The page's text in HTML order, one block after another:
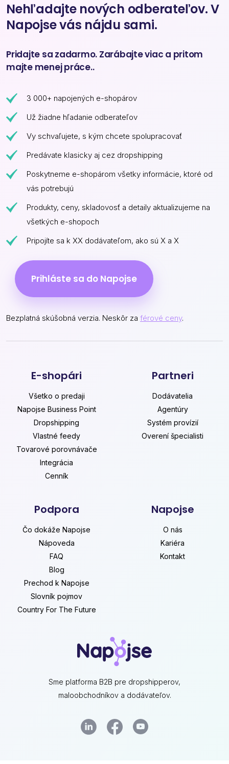
Nehľadajte nových odberateľov. V
Napojse vás nájdu sami.
Pridajte sa zadarmo. Zarábajte viac a pritom
majte menej práce..
3 000+ napojených e-shopárov
Už žiadne hľadanie odberateľov
Vy schvaľujete, s kým chcete spolupracovať
Predávate klasicky aj cez dropshipping
Poskytneme e-shopárom všetky informácie, ktoré od
vás potrebujú
Produkty, ceny, skladovosť a detaily aktualizujeme na
všetkých e-shopoch
Pripojíte sa k XX dodávateľom, ako sú X a X
Prihláste sa do Napojse
Bezplatná skúšobná verzia. Neskôr za férové ceny.
Sme platforma B2B pre dropshipperov,
maloobchodníkov a dodávateľov.
E-shopári
Všetko o predaji
Napojse Business Point
Dropshipping
Vlastné feedy
Tovarové porovnávače
Integrácia
Cenník
Partneri
Dodávatelia
Agentúry
Systém provízií
Overení špecialisti
Podpora
Čo dokáže Napojse
Nápoveda
FAQ
Blog
Prechod k Napojse
Slovník pojmov
Country For The Future
Napojse
O nás
Kariéra
Kontakt